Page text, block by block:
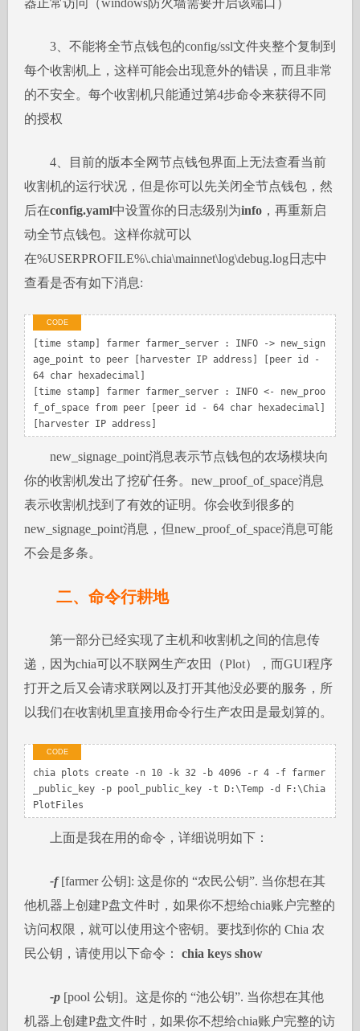
3、不能将全节点钱包的config/ssl文件夹整个复制到
每个收割机上，这样可能会出现意外的错误，而且非常
的不安全。每个收割机只能通过第4步命令来获得不同
的授权
4、目前的版本全网节点钱包界面上无法查看当前
收割机的运行状况，但是你可以先关闭全节点钱包，然
后在config.yaml中设置你的日志级别为info ，再重新启
动全节点钱包。这样你就可以
在%USERPROFILE%\.chia\mainnet\log\debug.log日志中
查看是否有如下消息:
[time stamp] farmer farmer_server : INFO -> new_sign
age_point to peer [harvester IP address] [peer id -
64 char hexadecimal]
[time stamp] farmer farmer_server : INFO <- new_proo
f_of_space from peer [peer id - 64 char hexadecimal]
[harvester IP address]
new_signage_point消息表示节点钱包的农场模块向
你的收割机发出了挖矿任务。new_proof_of_space消息
表示收割机找到了有效的证明。你会收到很多的
new_signage_point消息，但new_proof_of_space消息可能
不会是多条。
二、命令行耕地
第一部分已经实现了主机和收割机之间的信息传
递，因为chia可以不联网生产农田（Plot），而GUI程序
打开之后又会请求联网以及打开其他没必要的服务，所
以我们在收割机里直接用命令行生产农田是最划算的。
chia plots create -n 10 -k 32 -b 4096 -r 4 -f farmer
_public_key -p pool_public_key -t D:\Temp -d F:\Chia
PlotFiles
上面是我在用的命令，详细说明如下：
-f[farmer 公钥]: 这是你的 “农民公钥”. 当你想在其
他机器上创建P盘文件时，如果你不想给chia账户完整的
访问权限，就可以使用这个密钥。要找到你的 Chia 农
民公钥，请使用以下命令： chia keys show
-p [pool 公钥]。这是你的 “池公钥”. 当你想在其他
机器上创建P盘文件时，如果你不想给chia账户完整的访